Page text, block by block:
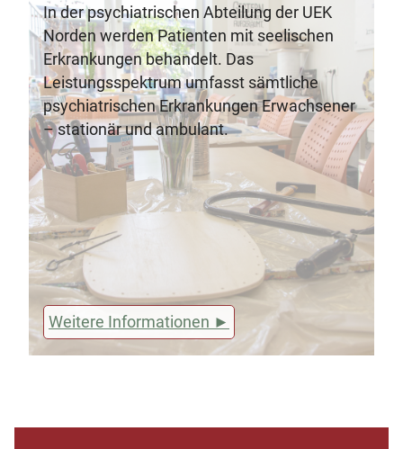
In der psychiatrischen Abteilung der UEK
Norden werden Patienten mit seelischen
Erkrankungen behandelt. Das
Leistungsspektrum umfasst sämtliche
psychiatrischen Erkrankungen Erwachsener
– stationär und ambulant.
Weitere Informationen